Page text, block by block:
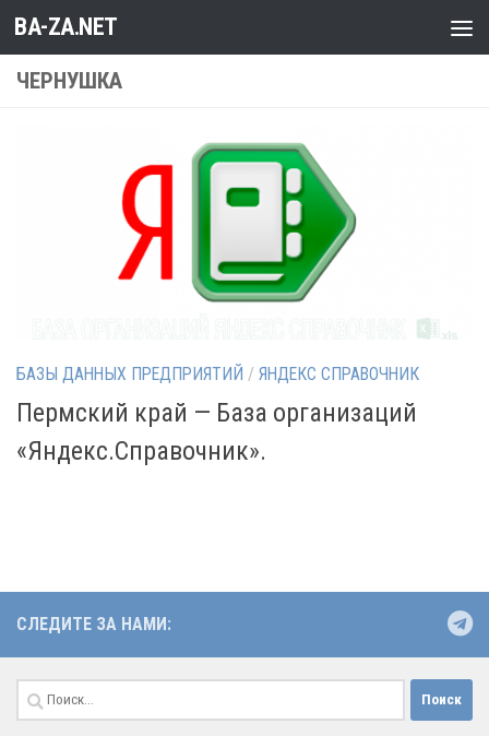
Перейти к содержимому
BA-ZA.NET
ЧЕРНУШКА
БАЗЫ ДАННЫХ ПРЕДПРИЯТИЙ / ЯНДЕКС СПРАВОЧНИК
Пермский край — База организаций
«Яндекс.Справочник».
СЛЕДИТЕ ЗА НАМИ:
Найти: